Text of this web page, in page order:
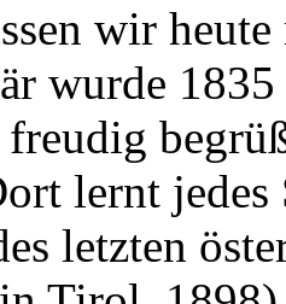
wir
wurde
freudig
lernt
letzten